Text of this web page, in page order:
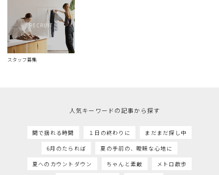
RECRUIT
スタッフ募集
人気キーワードの記事から探す
間で揺れる時間 １日の終わりに
まだまだ探し中
6月のたられば
夏の手前の、曖昧な心地に
夏へのカウントダウン
ちゃんと素敵
メトロ散歩